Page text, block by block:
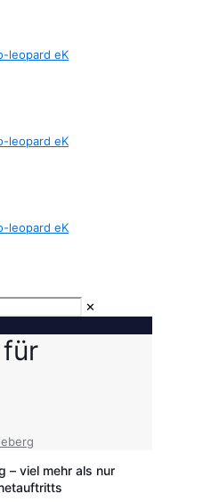
✕
– viel mehr als nur